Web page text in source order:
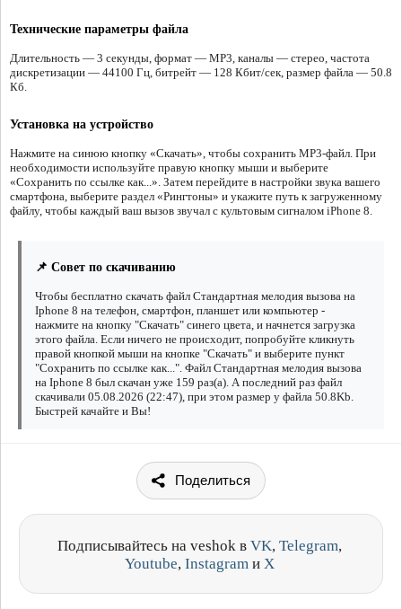
Технические параметры файла
Длительность — 3 секунды, формат — MP3, каналы — стерео, частота
дискретизации — 44100 Гц, битрейт — 128 Кбит/сек, размер файла — 50.8
Кб.
Установка на устройство
Нажмите на синюю кнопку «Скачать», чтобы сохранить MP3-файл. При
необходимости используйте правую кнопку мыши и выберите
«Сохранить по ссылке как...». Затем перейдите в настройки звука вашего
смартфона, выберите раздел «Рингтоны» и укажите путь к загруженному
файлу, чтобы каждый ваш вызов звучал с культовым сигналом iPhone 8.
📌 Совет по скачиванию
Чтобы бесплатно скачать файл Стандартная мелодия вызова на
Iphone 8 на телефон, смартфон, планшет или компьютер -
нажмите на кнопку "Скачать" синего цвета, и начнется загрузка
этого файла. Если ничего не происходит, попробуйте кликнуть
правой кнопкой мыши на кнопке "Скачать" и выберите пункт
"Сохранить по ссылке как...". Файл Стандартная мелодия вызова
на Iphone 8 был скачан уже 159 раз(а). А последний раз файл
скачивали 05.08.2026 (22:47), при этом размер у файла 50.8Kb.
Быстрей качайте и Вы!
Поделиться
Подписывайтесь на veshok в VK, Telegram,
Youtube, Instagram и X